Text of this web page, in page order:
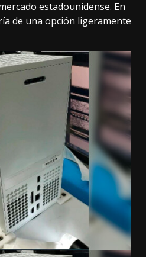
estadounidense. En
de una opción ligeramente